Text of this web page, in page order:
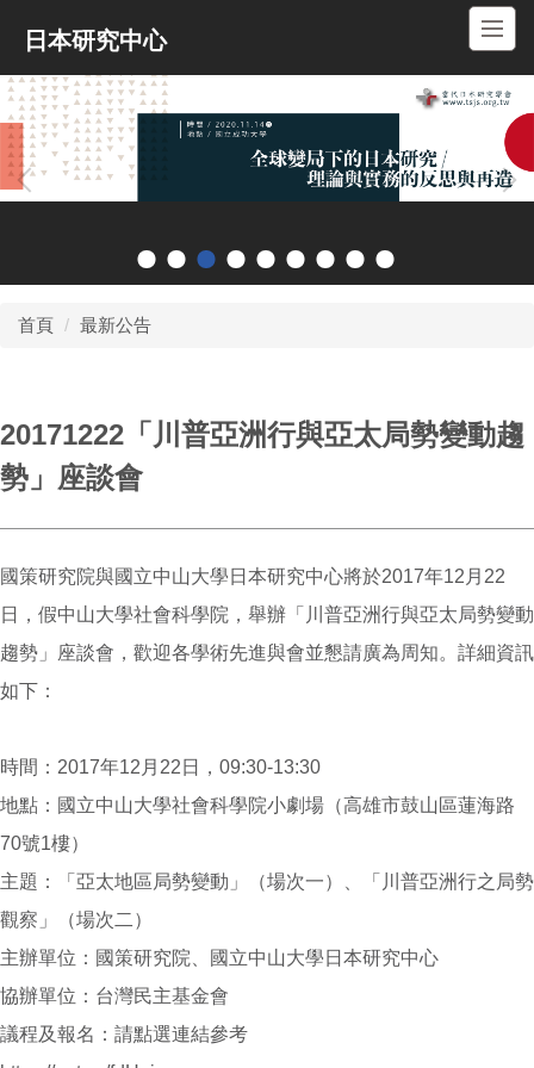
要
內
容
區
日本研究中心
首頁 最新公告
20171222「川普亞洲行與亞太局勢變動趨
勢」座談會
國策研究院與國立中山大學日本研究中心將於2017年12月22
日，假中山大學社會科學院，舉辦「川普亞洲行與亞太局勢變動
趨勢」座談會，歡迎各學術先進與會並懇請廣為周知。詳細資訊
如下：
時間：2017年12月22日，09:30-13:30
地點：國立中山大學社會科學院小劇場（高雄市鼓山區蓮海路
70號1樓）
主題：「亞太地區局勢變動」（場次一）、「川普亞洲行之局勢
觀察」（場次二）
主辦單位：國策研究院、國立中山大學日本研究中心
協辦單位：台灣民主基金會
議程及報名：請點選連結參考